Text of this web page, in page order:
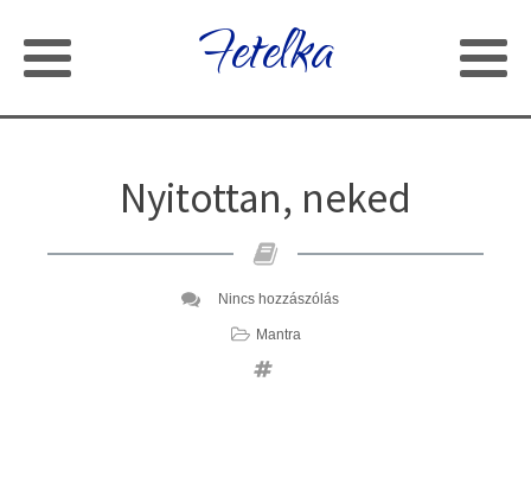
Fetelka
Nyitottan, neked
Nincs hozzászólás
Mantra